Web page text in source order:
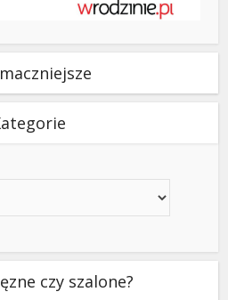
czy szalone?